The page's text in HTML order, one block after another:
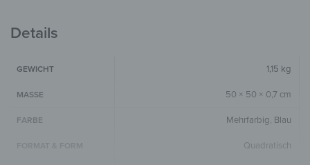
Details
GEWICHT 1,15 kg
MASSE 50 × 50 × 0,7 cm
FARBE Mehrfarbig, Blau
Quadratisch